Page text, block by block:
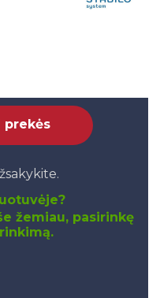
prekės
žemiau, pasirinkę